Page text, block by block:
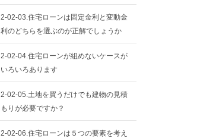
2-02-03.住宅ローンは固定金利と変動金
利のどちらを選ぶのが正解でしょうか
2-02-04.住宅ローンが組めないケースが
いろいろあります
2-02-05.土地を買うだけでも建物の見積
もりが必要ですか？
2-02-06.住宅ローンは５つの要素を考え